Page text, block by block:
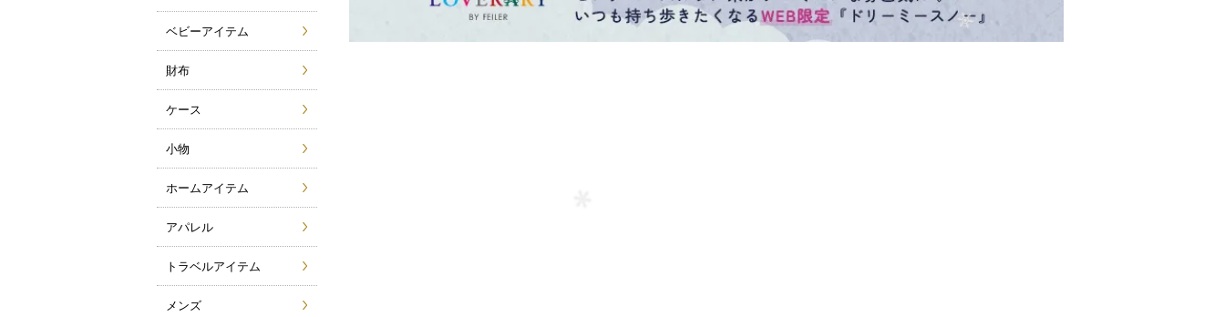
ベビーアイテム
財布
ケース
小物
ホームアイテム
アパレル
トラベルアイテム
メンズ